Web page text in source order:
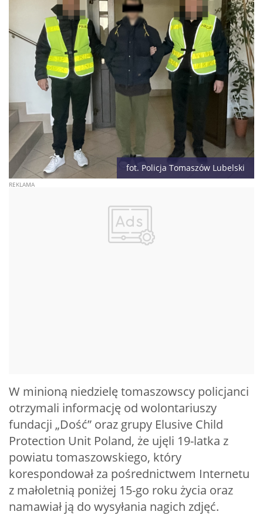
fot. Policja Tomaszów Lubelski
W minioną niedzielę tomaszowscy policjanci
otrzymali informację od wolontariuszy
fundacji „Dość” oraz grupy Elusive Child
Protection Unit Poland, że ujęli 19-latka z
powiatu tomaszowskiego, który
korespondował za pośrednictwem Internetu
z małoletnią poniżej 15-go roku życia oraz
namawiał ją do wysyłania nagich zdjęć.